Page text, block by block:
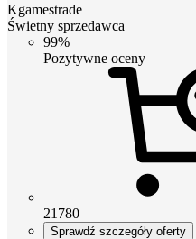
Kgamestrade
Świetny sprzedawca
99%
Pozytywne oceny
21780
Sprawdź szczegóły oferty